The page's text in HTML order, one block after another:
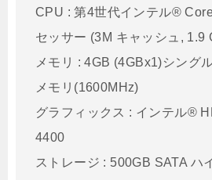
CPU : 第4世代インテル®
セッサー (3M キャッシュ, 1.9
メモリ : 4GB (4GBx1)シング
メモリ(1600MHz)
グラフィックス : インテル®
4400
ストレージ : 500GB SATA ハ